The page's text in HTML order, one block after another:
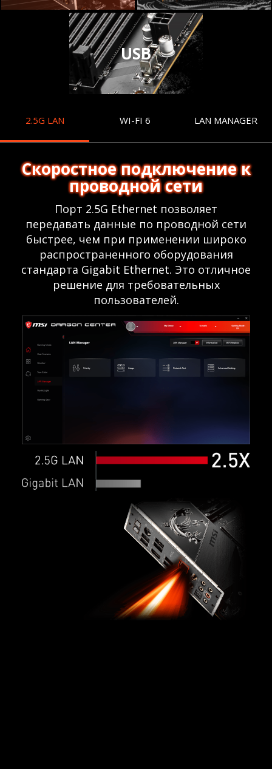
USB
2.5G LAN WI-FI 6 LAN MANAGER
Скоростное подключение к
проводной сети
Порт 2.5G Ethernet позволяет
передавать данные по проводной сети
быстрее, чем при применении широко
распространенного оборудования
стандарта Gigabit Ethernet. Это отличное
решение для требовательных
пользователей.